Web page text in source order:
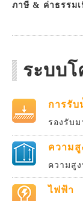
ภาษี & ค่าธรรม
ระบบ
การรั
รองรับ
ความสู
ความสู
ไฟฟ้า